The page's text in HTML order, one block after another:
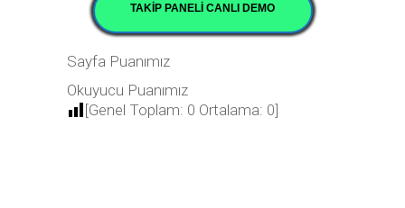
TAKİP PANELİ CANLI DEMO
Sayfa Puanımız
Okuyucu Puanımız
[Genel Toplam: 0 Ortalama: 0]